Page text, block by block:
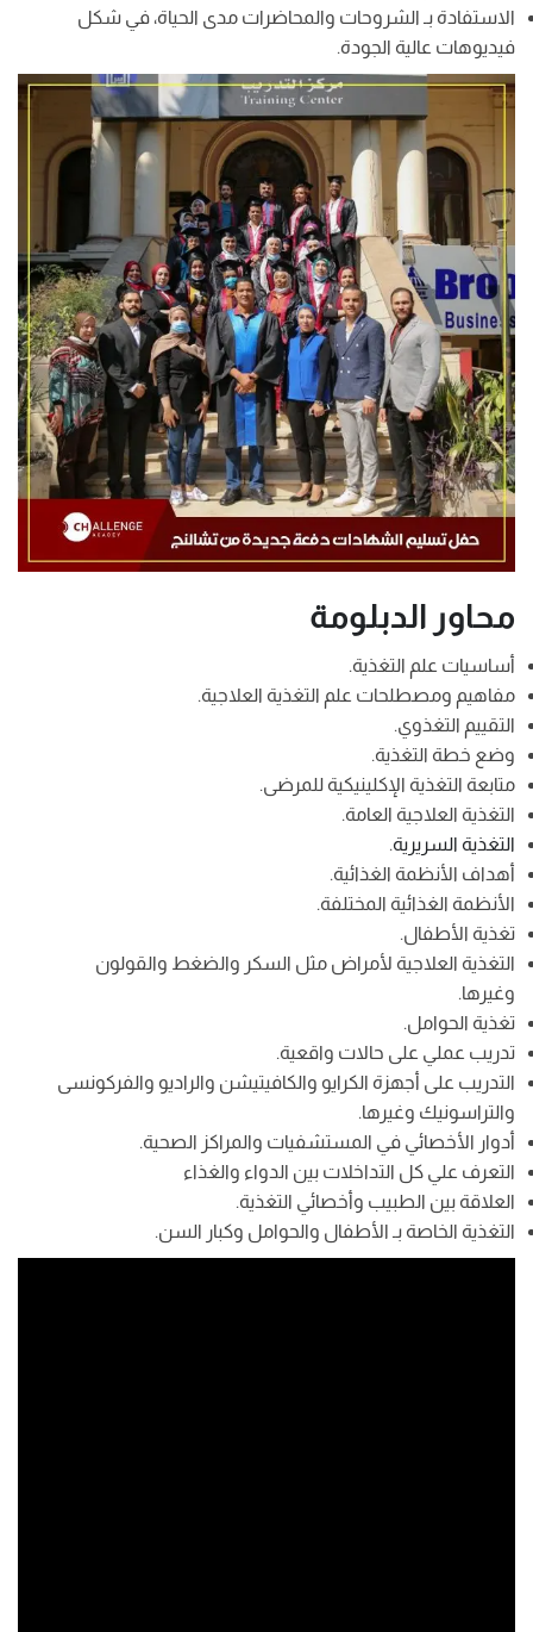
الاستفادة بـ الشروحات والمحاضرات مدى الحياة، في شكل
فيديوهات عالية الجودة.
محاور الدبلومة
أساسيات علم التغذية.
مفاهيم ومصطلحات علم التغذية العلاجية.
التقييم التغذوي.
وضع خطة التغذية.
متابعة التغذية الإكلينيكية للمرضى.
التغذية العلاجية العامة.
التغذية السريرية.
أهداف الأنظمة الغذائية.
الأنظمة الغذائية المختلفة.
تغذية الأطفال.
التغذية العلاجية لأمراض مثل السكر والضغط والقولون
وغيرها.
تغذية الحوامل.
تدريب عملي على حالات واقعية.
التدريب على أجهزة الكرايو والكافيتيشن والراديو والفركونسى
والتراسونيك وغيرها.
أدوار الأخصائي في المستشفيات والمراكز الصحية.
التعرف علي كل التداخلات بين الدواء والغذاء
العلاقة بين الطبيب وأخصائي التغذية.
التغذية الخاصة بـ الأطفال والحوامل وكبار السن.